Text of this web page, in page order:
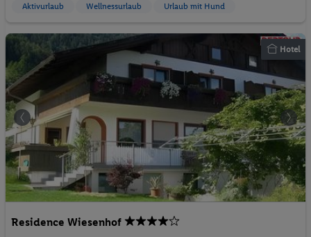
Aktivurlaub Wellnessurlaub Urlaub mit Hund
Hotel
Residence Wiesenhof